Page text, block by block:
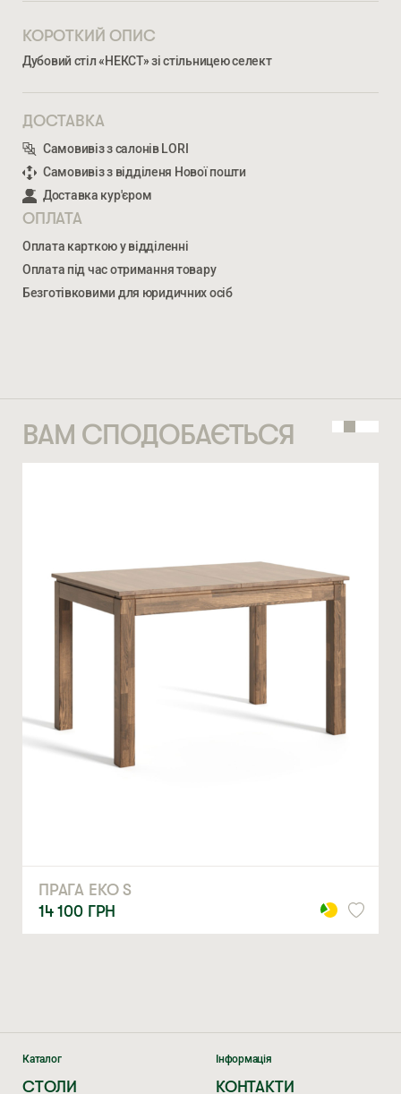
КОРОТКИЙ ОПИС
Дубовий стіл «НЕКСТ» зі стільницею селект
ДОСТАВКА
Самовивіз з салонів LORI
Самовивіз з відділеня Нової пошти
Доставка кур'єром
ОПЛАТА
Оплата карткою у відділенні
Оплата під час отримання товару
Безготівковими для юридичних осіб
ВАМ СПОДОБАЄТЬСЯ
ПРАГА ЕКО S
14 100 ГРН
Каталог
СТОЛИ
Інформація
КОНТАКТИ
Ми відкриті для співпраці з компаніями, які займаються
облаштуванням житлової та комерційної нерухомості
ВВЕДІТЬ ВАШЕ ПРІЗВИЩЕ ТА ІМ’Я *
КІЛЬКІСТЬ ТА ОСОБЛИВІ ПОБАЖАННЯ
Натискаючи ви автоматично погоджуєтеся на обробку
персональних даних